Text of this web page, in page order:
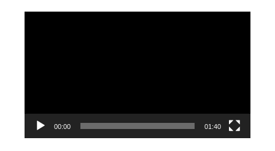
00:00 01:40